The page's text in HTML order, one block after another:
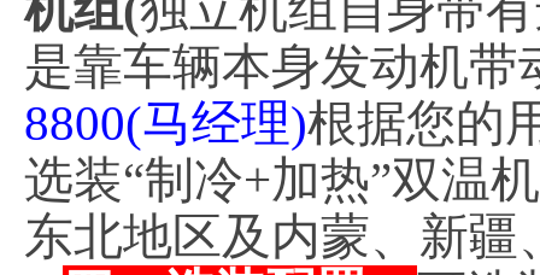
是靠车辆本身发动机
8800(马经理)根据您的
选装“制冷+加热”双温
东北地区及内蒙、新